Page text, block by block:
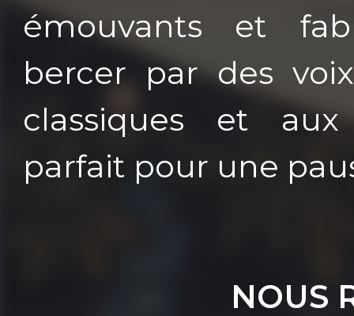
émouvants et
bercer par des
classiques et aux
parfait pour une
NOUS